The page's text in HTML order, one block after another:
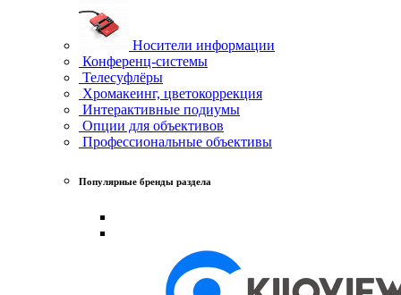
Носители информации
Конференц-системы
Телесуфлёры
Хромакеинг, цветокоррекция
Интерактивные подиумы
Опции для объективов
Профессиональные объективы
Популярные бренды раздела